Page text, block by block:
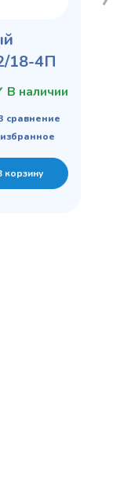
18-4П
В наличии
сравнение
корзину